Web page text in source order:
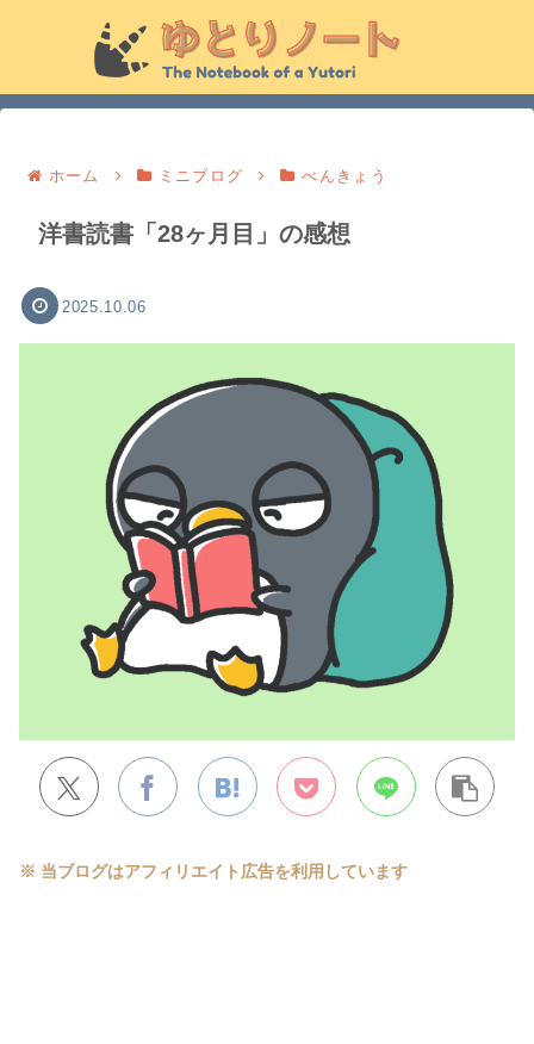
ホーム ミニブログ べんきょう
洋書読書「28ヶ月目」の感想
2025.10.06
※ 当ブログはアフィリエイト広告を利用しています